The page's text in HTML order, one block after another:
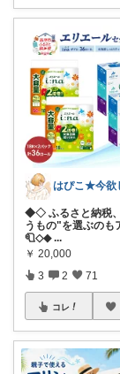
◆◇ ふるさと納税
うもの"を選ぶのも
🧻◇◆...
￥ 20,000
3 2 71
コレ